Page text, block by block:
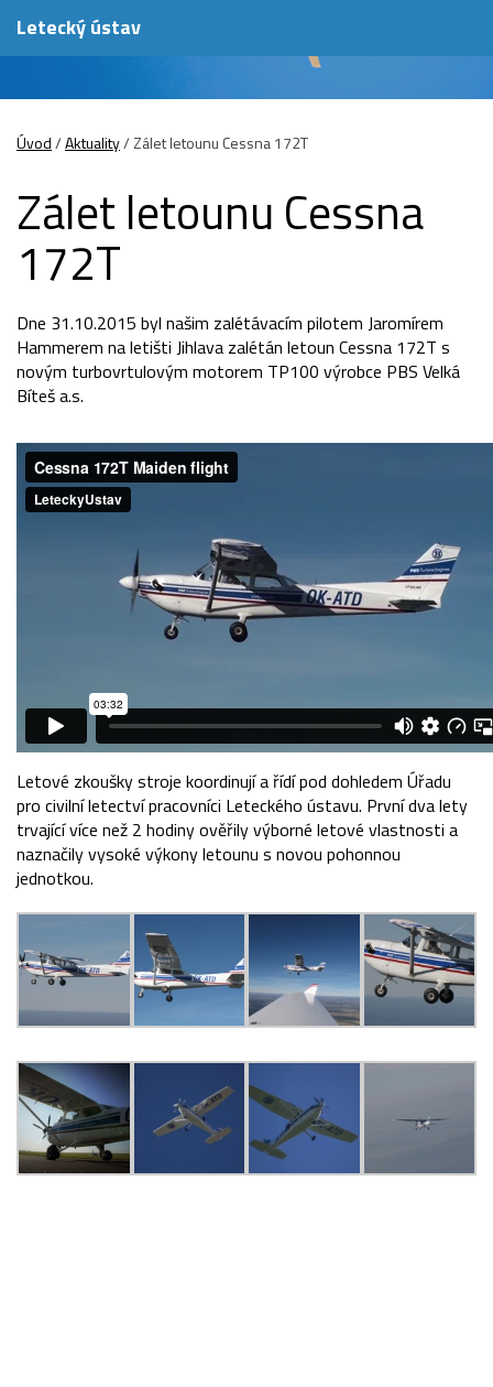
Letecký ústav
Úvod/Aktuality/Zálet letounu Cessna 172T
Zálet letounu Cessna
172T
Dne 31.10.2015 byl našim zalétávacím pilotem Jaromírem
Hammerem na letišti Jihlava zalétán letoun Cessna 172T s
novým turbovrtulovým motorem TP100 výrobce PBS Velká
Bíteš a.s.
Letové zkoušky stroje koordinují a řídí pod dohledem Úřadu
pro civilní letectví pracovníci Leteckého ústavu. První dva lety
trvající více než 2 hodiny ověřily výborné letové vlastnosti a
naznačily vysoké výkony letounu s novou pohonnou
jednotkou.